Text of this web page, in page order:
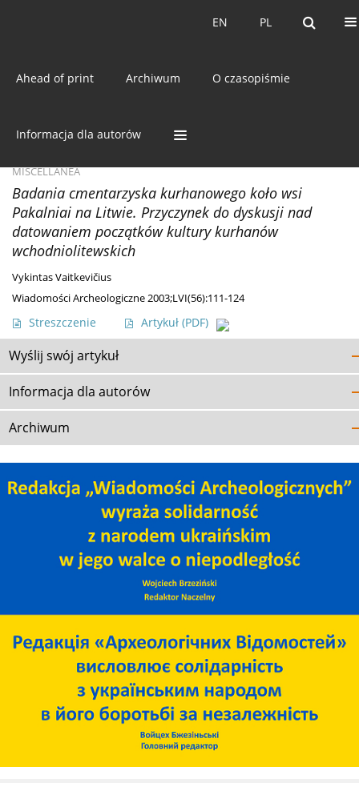
PL
EN PL
EN
Ahead of print Archiwum O czasopiśmie
Informacja dla autorów
Słowo kluczowe cmentarzysko
MISCELLANEA
Badania cmentarzyska kurhanowego koło wsi
Pakalniai na Litwie. Przyczynek do dyskusji nad
datowaniem początków kultury kurhanów
wchodniolitewskich
Vykintas Vaitkevičius
Wiadomości Archeologiczne 2003;LVI(56):111-124
Streszczenie Artykuł (PDF)
Wyślij swój artykuł
Informacja dla autorów
Archiwum